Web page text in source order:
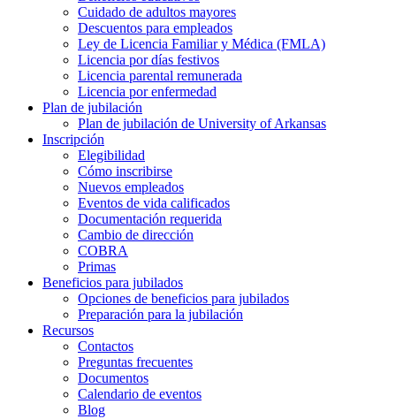
Cuidado de adultos mayores
Descuentos para empleados
Ley de Licencia Familiar y Médica (FMLA)
Licencia por días festivos
Licencia parental remunerada
Licencia por enfermedad
Plan de jubilación
Plan de jubilación de University of Arkansas
Inscripción
Elegibilidad
Cómo inscribirse
Nuevos empleados
Eventos de vida calificados
Documentación requerida
Cambio de dirección
COBRA
Primas
Beneficios para jubilados
Opciones de beneficios para jubilados
Preparación para la jubilación
Recursos
Contactos
Preguntas frecuentes
Documentos
Calendario de eventos
Blog